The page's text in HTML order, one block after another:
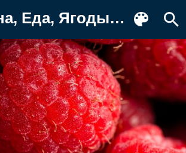
Ягоды, вблизи, Пища Картинка